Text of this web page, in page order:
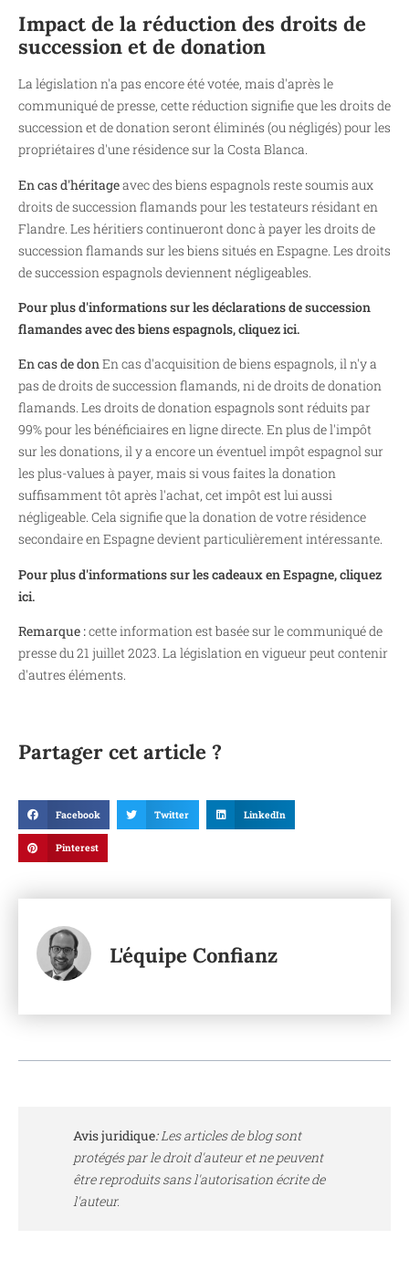
Impact de la réduction des droits de
succession et de donation
La législation n'a pas encore été votée, mais d'après le
communiqué de presse, cette réduction signifie que les droits de
succession et de donation seront éliminés (ou négligés) pour les
propriétaires d'une résidence sur la Costa Blanca.
En cas d'héritageavec des biens espagnols reste soumis aux
droits de succession flamands pour les testateurs résidant en
Flandre. Les héritiers continueront donc à payer les droits de
succession flamands sur les biens situés en Espagne. Les droits
de succession espagnols deviennent négligeables.
Pour plus d'informations sur les déclarations de succession
flamandes avec des biens espagnols, cliquez ici.
En cas de donEn cas d'acquisition de biens espagnols, il n'y a
pas de droits de succession flamands, ni de droits de donation
flamands. Les droits de donation espagnols sont réduits par
99% pour les bénéficiaires en ligne directe. En plus de l'impôt
sur les donations, il y a encore un éventuel impôt espagnol sur
les plus-values à payer, mais si vous faites la donation
suffisamment tôt après l'achat, cet impôt est lui aussi
négligeable. Cela signifie que la donation de votre résidence
secondaire en Espagne devient particulièrement intéressante.
Pour plus d'informations sur les cadeaux en Espagne, cliquez
ici.
Remarque :cette information est basée sur le communiqué de
presse du 21 juillet 2023. La législation en vigueur peut contenir
d'autres éléments.
Partager cet article ?
Facebook Twitter LinkedIn
Pinterest
L'équipe Confianz
Avis juridique:Les articles de blog sont
protégés par le droit d'auteur et ne peuvent
être reproduits sans l'autorisation écrite de
l'auteur.